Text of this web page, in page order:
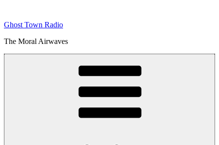
springen
Ghost Town Radio
The Moral Airwaves